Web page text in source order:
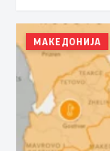
МАКЕДОНИЈА